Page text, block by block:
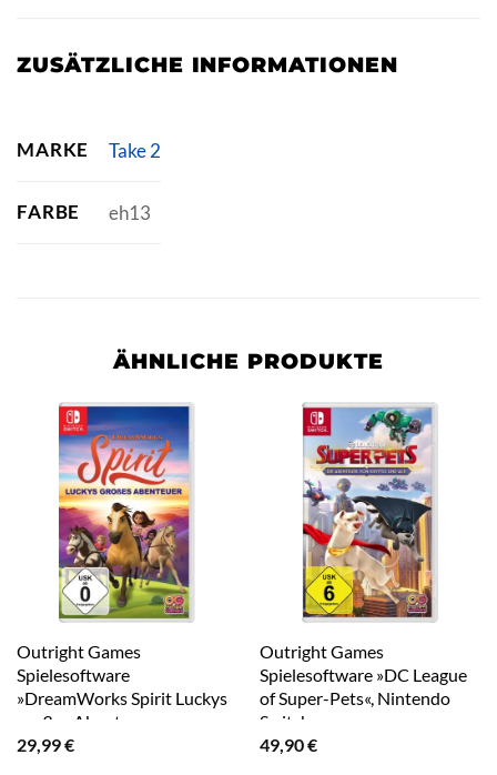
ZUSÄTZLICHE INFORMATIONEN
MARKE Take 2
FARBE eh13
ÄHNLICHE PRODUKTE
Outright Games
Spielesoftware
»DreamWorks Spirit Luckys
großes Abenteuer«,
Nintendo Switch
29,99€
Outright Games
Spielesoftware »DC League
of Super-Pets«, Nintendo
Switch
49,90€